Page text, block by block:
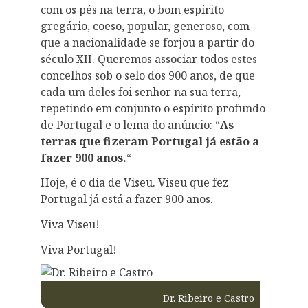
com os pés na terra, o bom espírito
gregário, coeso, popular, generoso, com
que a nacionalidade se forjou a partir do
século XII. Queremos associar todos estes
concelhos sob o selo dos 900 anos, de que
cada um deles foi senhor na sua terra,
repetindo em conjunto o espírito profundo
de Portugal e o lema do anúncio: “As
terras que fizeram Portugal já estão a
fazer 900 anos.“
Hoje, é o dia de Viseu. Viseu que fez
Portugal já está a fazer 900 anos.
Viva Viseu!
Viva Portugal!
Dr. Ribeiro e Castro